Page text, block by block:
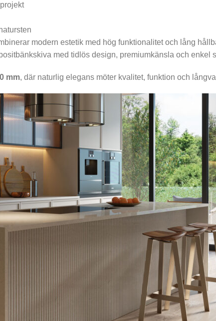
modern estetik med hög funktionalitet och lång
med tidlös design, premiumkänsla och enkel
mm, där naturlig elegans möter kvalitet, funktion och